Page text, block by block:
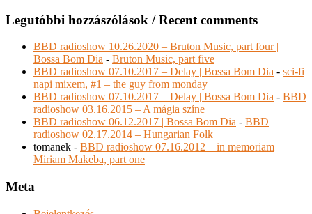
Legutóbbi hozzászólások / Recent comments
BBD radioshow 10.26.2020 – Bruton Music, part four |
Bossa Bom Dia - Bruton Music, part five
BBD radioshow 07.10.2017 – Delay | Bossa Bom Dia - sci-fi
napi mixem, #1 – the guy from monday
BBD radioshow 07.10.2017 – Delay | Bossa Bom Dia - BBD
radioshow 03.16.2015 – A mágia színe
BBD radioshow 06.12.2017 | Bossa Bom Dia - BBD
radioshow 02.17.2014 – Hungarian Folk
tomanek - BBD radioshow 07.16.2012 – in memoriam
Miriam Makeba, part one
Meta